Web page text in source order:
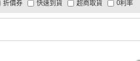
折價券
有影片
商品有量 電視購物
快速到貨 超商取貨 0利率